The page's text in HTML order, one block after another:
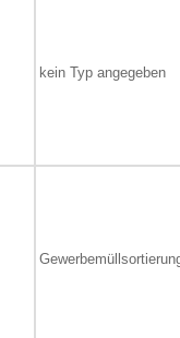
kein Typ angegeben